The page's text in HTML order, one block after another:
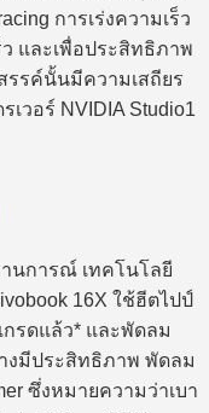
การเร่งความเร็ว
และเพื่อประสิทธิภาพ
รรค์นั้นมีความเสถียร
วอร์ NVIDIA Studio1
นการณ์ เทคโนโลยี
16X ใช้ฮีตไปป์
รดแล้ว* และพัดลม
างมีประสิทธิภาพ พัดลม
ซึ่งหมายความว่าเบา